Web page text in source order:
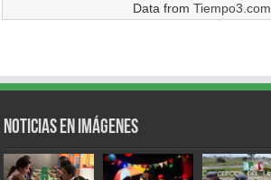
Data fromTiempo3.com
Noticias en Imágenes